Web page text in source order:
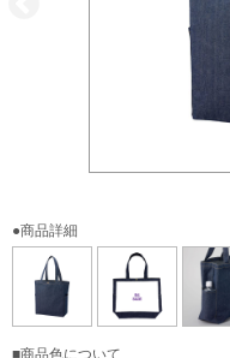
サ
アンティー
●商品詳細
■商品色について